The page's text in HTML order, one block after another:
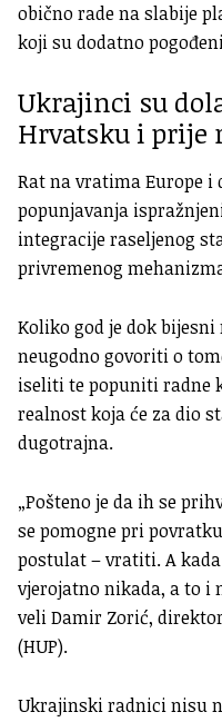
obično rade na slabije
koji su dodatno
Ukrajinci su
Hrvatsku i prije
Rat na vratima Europe i
popunjavanja
integracije raseljenog
privremenog
Koliko god je dok
neugodno govoriti o
iseliti te popuniti radne
realnost koja će za dio
dugotrajna.
„Pošteno je da ih se
se pomogne pri
postulat – vratiti. A
vjerojatno nikada, a to i
veli Damir Zorić,
(HUP).
Ukrajinski radnici nisu